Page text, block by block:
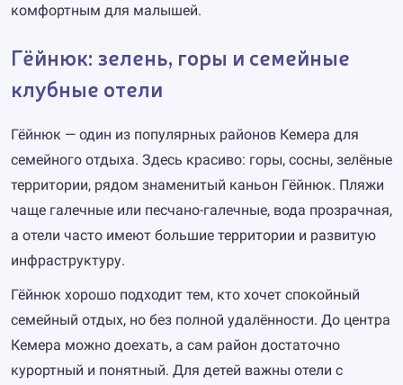
комфортным для малышей.
Гёйнюк: зелень, горы и семейные
клубные отели
Гёйнюк — один из популярных районов Кемера для
семейного отдыха. Здесь красиво: горы, сосны, зелёные
территории, рядом знаменитый каньон Гёйнюк. Пляжи
чаще галечные или песчано-галечные, вода прозрачная,
а отели часто имеют большие территории и развитую
инфраструктуру.
Гёйнюк хорошо подходит тем, кто хочет спокойный
семейный отдых, но без полной удалённости. До центра
Кемера можно доехать, а сам район достаточно
курортный и понятный. Для детей важны отели с